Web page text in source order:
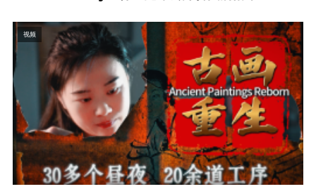
视频